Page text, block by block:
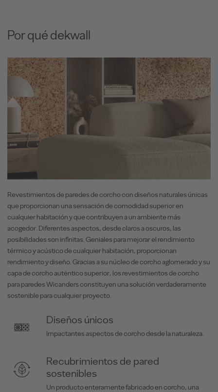
Por qué dekwall
Revestimientos de paredes de corcho con diseños naturales únicas
que proporcionan una sensación de comodidad superior en
cualquier habitación y que contribuyen a un ambiente más
acogedor. Diferentes aspectos, desde claros a oscuros, las
posibilidades son infinitas. Geniales para mejorar el rendimiento
térmico y acústico de cualquier habitación, proporcionan
rendimiento y diseño. Gracias a su núcleo de corcho aglomerado y su
capa de corcho auténtico superior, los revestimientos de corcho
para paredes Wicanders constituyen una solución verdaderamente
sostenible para cualquier proyecto.
Diseños únicos
Impactantes aspectos de corcho desde la naturaleza.
Recubrimientos de pared
sostenibles
Un producto enteramente fabricado en corcho, una